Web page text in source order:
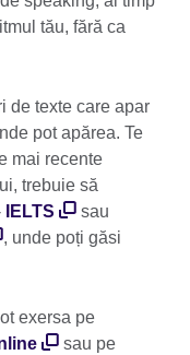
tău, fără ca
de texte care apar
pot apărea. Te
mai recente
trebuie să
IELTS
sau
, unde poți găsi
exersa pe
sau pe